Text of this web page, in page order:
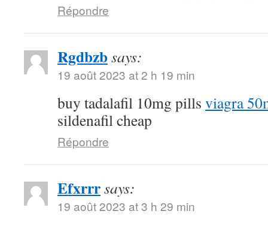
Répondre
Rgdbzbsays:
19 août 2023 at 2 h 19 min
buy tadalafil 10mg pills viagra
sildenafil cheap
Répondre
Efxrrrsays:
19 août 2023 at 3 h 29 min